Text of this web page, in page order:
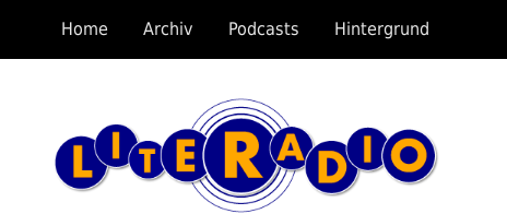
Home Archiv Podcasts Hintergrund